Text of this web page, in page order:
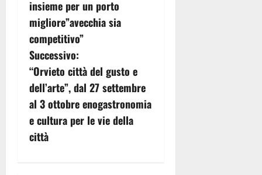
i
g
a
z
i
o
insieme per un porto
migliore”avecchia sia
competitivo”
Successivo:
“Orvieto città del gusto e
dell’arte”, dal 27 settembre
al 3 ottobre enogastronomia
e cultura per le vie della
città